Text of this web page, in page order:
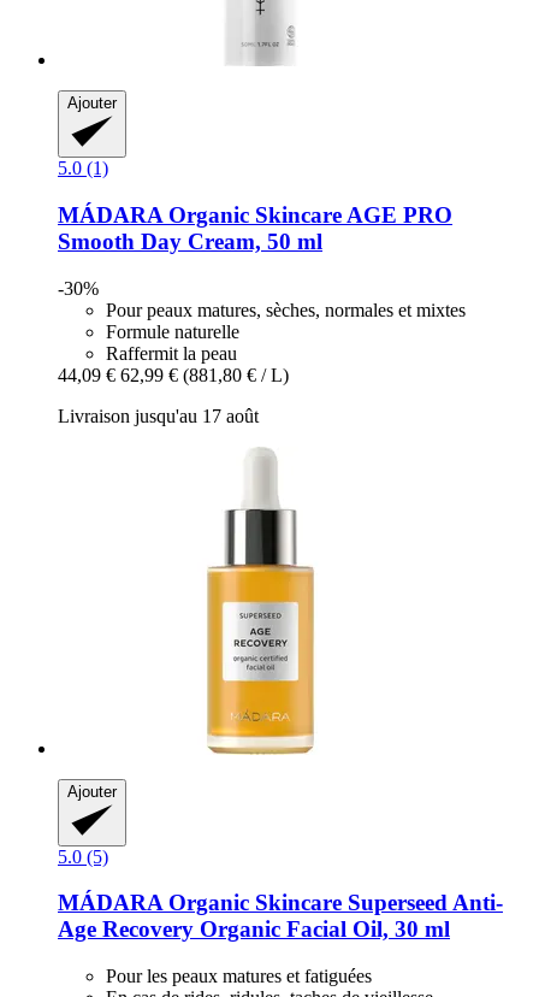
Ajouter
5.0 (1)
MÁDARA Organic Skincare AGE PRO
Smooth Day Cream, 50 ml
-30%
Pour peaux matures, sèches, normales et mixtes
Formule naturelle
Raffermit la peau
44,09 € 62,99 € (881,80 € / L)
Livraison jusqu'au 17 août
Ajouter
5.0 (5)
MÁDARA Organic Skincare Superseed Anti-​
Age Recovery Organic Facial Oil, 30 ml
Pour les peaux matures et fatiguées